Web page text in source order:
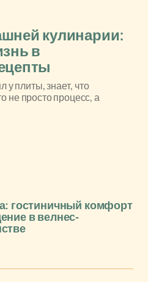
кулинарии:
в
у плиты, знает, что
не просто процесс, а
гостиничный комфорт
в велнес-